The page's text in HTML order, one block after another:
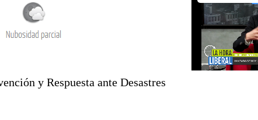
y Respuesta ante Desastres